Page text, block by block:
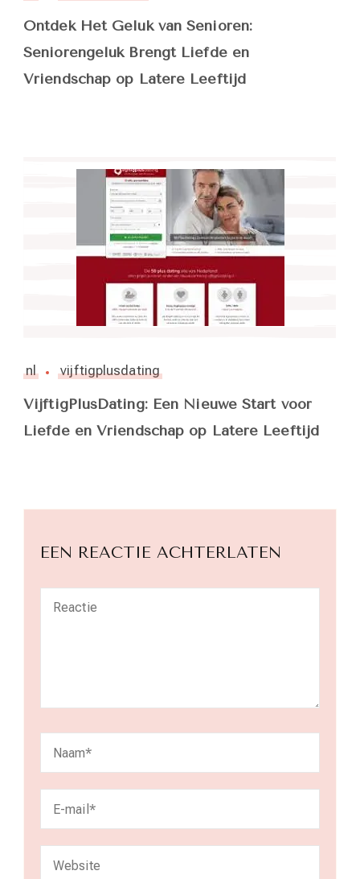
Ontdek Het Geluk van Senioren:
Seniorengeluk Brengt Liefde en
Vriendschap op Latere Leeftijd
nl vijftigplusdating
VijftigPlusDating: Een Nieuwe Start voor
Liefde en Vriendschap op Latere Leeftijd
EEN REACTIE ACHTERLATEN